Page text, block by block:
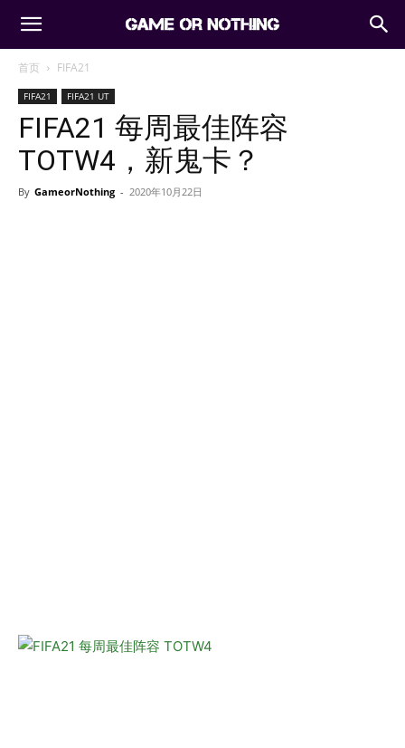
首页 FIFA21
FIFA21 FIFA21 UT
FIFA21 每周最佳阵容
TOTW4，新鬼卡？
By GameorNothing - 2020年10月22日